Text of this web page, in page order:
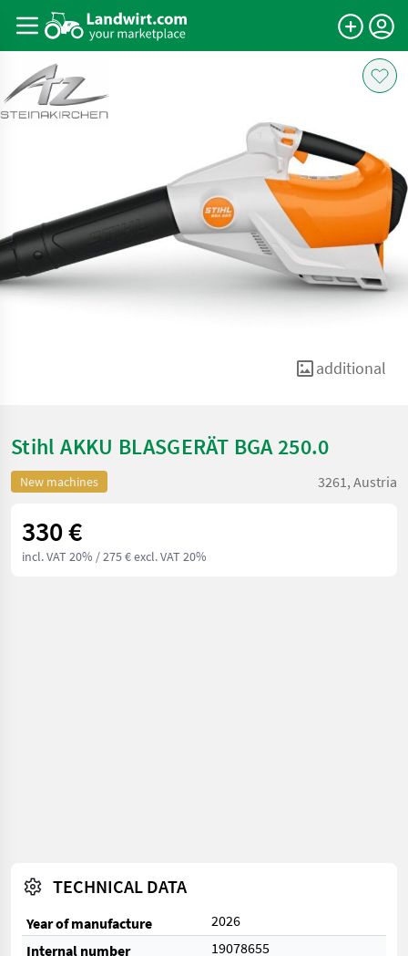
additional
Stihl AKKU BLASGERÄT BGA 250.0
New machines 3261, Austria
330 €
incl. VAT 20% / 275 € excl. VAT 20%
TECHNICAL DATA
Year of manufacture
2026
Internal number
19078655